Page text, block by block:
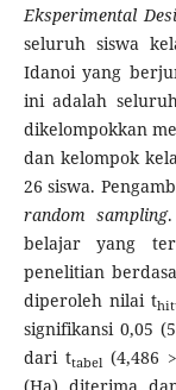
Eksperimental
seluruh siswa
Idanoi yang
ini adalah
dikelompokkan
dan kelompok
26 siswa.
random sampling
belajar yang
penelitian
diperoleh nilai t
signifikansi 0,05
dari ttabel(4,486